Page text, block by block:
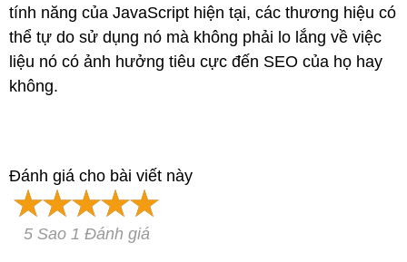
tính năng của JavaScript hiện tại, các thương hiệu có
thể tự do sử dụng nó mà không phải lo lắng về việc
liệu nó có ảnh hưởng tiêu cực đến SEO của họ hay
không.
Đánh giá cho bài viết này
5 Sao 1 Đánh giá